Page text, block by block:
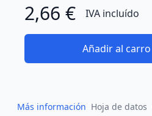
2,66 € IVA incluído
Añadir al carro
Más información Hoja de datos